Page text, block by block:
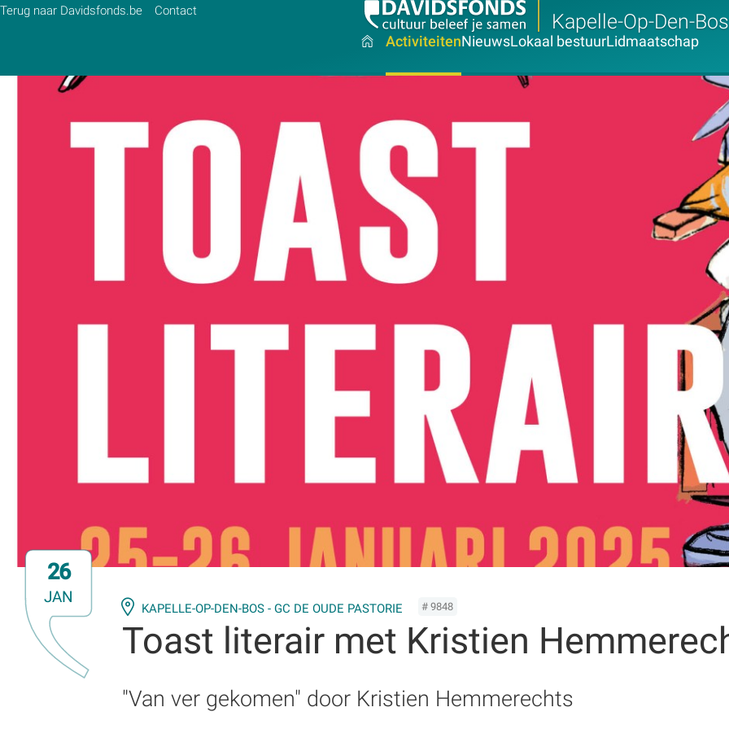
Terug naar Davidsfonds.be Contact Kapelle-Op-Den-Bos
ActiviteitenNieuwsLokaal bestuurLidmaatschap
26
JAN
KAPELLE-OP-DEN-BOS - GC DE OUDE PASTORIE # 9848
Toast literair met Kristien
"Van ver gekomen" door Kristien Hemmerechts